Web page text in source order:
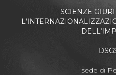
SCIENZE
sede di